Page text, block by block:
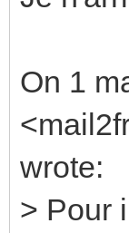
On 1
wrote:
> Pour